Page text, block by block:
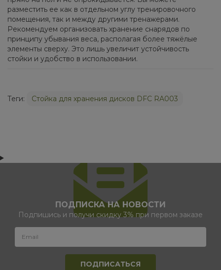
разместить ее как в отдельном углу тренировочного
помещения, так и между другими тренажерами.
Рекомендуем организовать хранение снарядов по
принципу убывания веса, располагая более тяжёлые
элементы сверху. Это лишь увеличит устойчивость
стойки и удобство в использовании.
Теги: Стойка для хранения дисков DFC RA003
ПОДПИСКА НА НОВОСТИ
Подпишись и получи скидку 3% при первом заказе